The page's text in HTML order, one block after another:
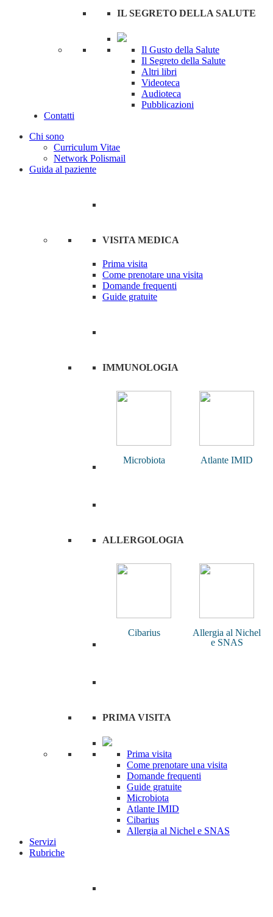
IL SEGRETO DELLA SALUTE
Il Gusto della Salute
Il Segreto della Salute
Altri libri
Videoteca
Audioteca
Pubblicazioni
Contatti
Chi sono
Curriculum Vitae
Network Polismail
Guida al paziente
VISITA MEDICA
Prima visita
Come prenotare una visita
Domande frequenti
Guide gratuite
IMMUNOLOGIA
Microbiota Atlante IMID
ALLERGOLOGIA
Cibarius
Allergia al Nichel
e SNAS
PRIMA VISITA
Prima visita
Come prenotare una visita
Domande frequenti
Guide gratuite
Microbiota
Atlante IMID
Cibarius
Allergia al Nichel e SNAS
Servizi
Rubriche